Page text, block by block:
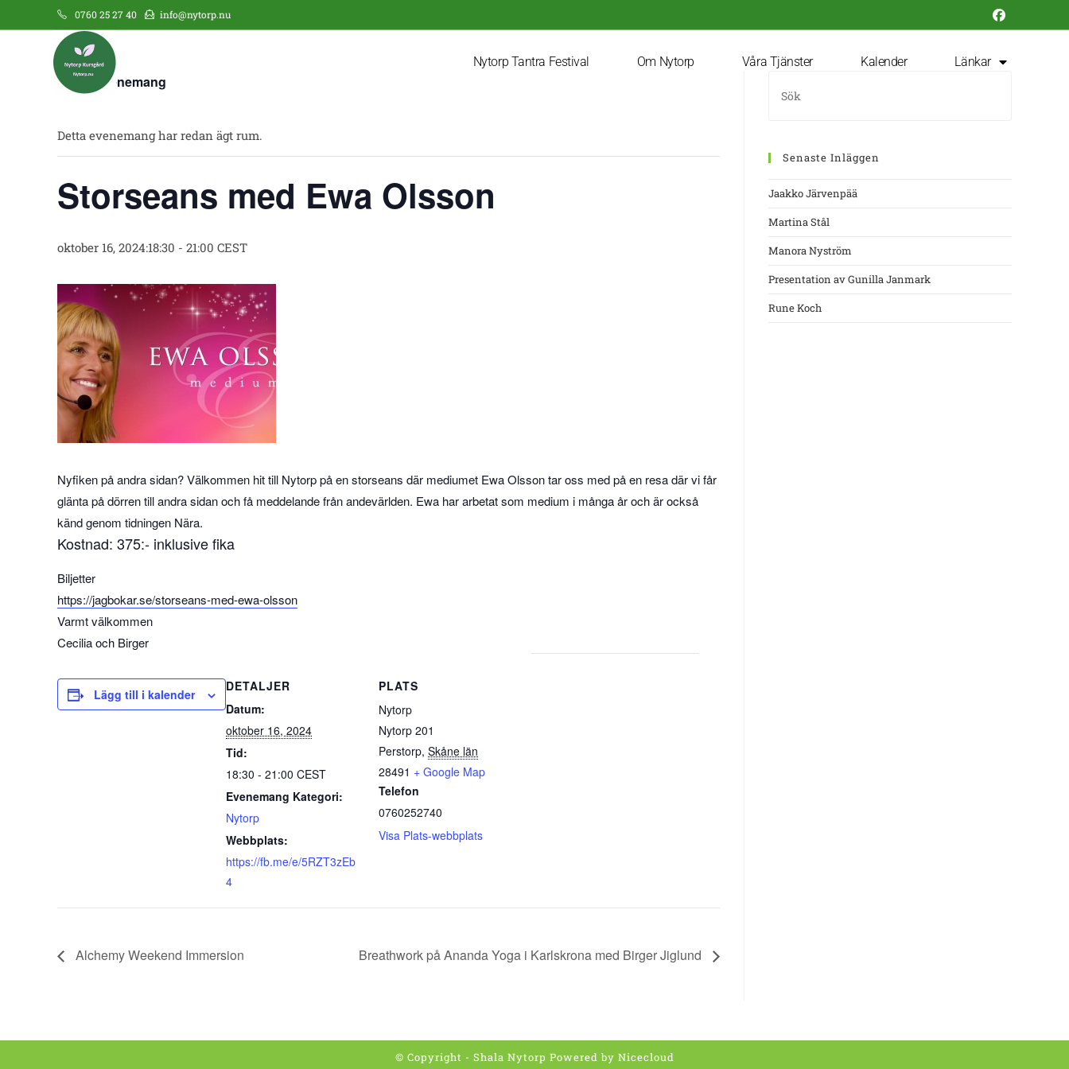
0760 25 27 40 info@nytorp.nu
Nytorp Tantra Festival Om Nytorp Våra Tjänster Kalender Länkar
« Alla Evenemang
Detta evenemang har redan ägt rum.
Storseans med Ewa Olsson
oktober 16, 2024:18:30 - 21:00 CEST
Nyfiken på andra sidan? Välkommen hit till Nytorp på en storseans där mediumet Ewa Olsson tar oss med på en resa där vi får
glänta på dörren till andra sidan och få meddelande från andevärlden. Ewa har arbetat som medium i många år och är också
känd genom tidningen Nära.
Kostnad: 375:- inklusive fika
Biljetter
https://jagbokar.se/storseans-med-ewa-olsson
Varmt välkommen
Cecilia och Birger
Lägg till i kalender
DETALJER
Datum:
oktober 16, 2024
Tid:
18:30 - 21:00 CEST
Evenemang Kategori:
Nytorp
Webbplats:
https://fb.me/e/5RZT3zEb
4
PLATS
Nytorp
Nytorp 201
Perstorp, Skåne län
28491 + Google Map
Telefon
0760252740
Visa Plats-webbplats
Alchemy Weekend Immersion Breathwork på Ananda Yoga i Karlskrona med Birger Jiglund
Senaste Inläggen
Jaakko Järvenpää
Martina Stål
Manora Nyström
Presentation av Gunilla Janmark
Rune Koch
© Copyright - Shala Nytorp Powered by Nicecloud